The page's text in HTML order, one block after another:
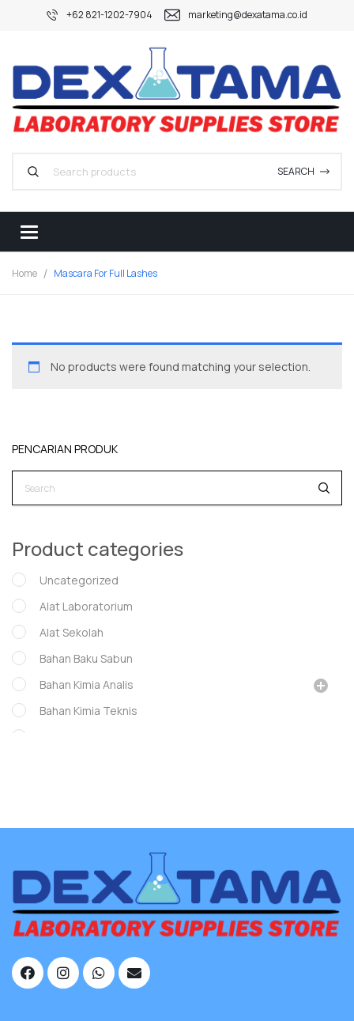
+62 821-1202-7904 marketing@dexatama.co.id
SEARCH
Home Mascara For Full Lashes
PENCARIAN PRODUK
Product categories
Uncategorized
Alat Laboratorium
Alat Sekolah
Bahan Baku Sabun
Bahan Kimia Analis
Bahan Kimia Teknis
Chanel mascara
Lady Dior mascara
Mascara for full lashes
Offical Cosme-decom
No products were found matching your selection.